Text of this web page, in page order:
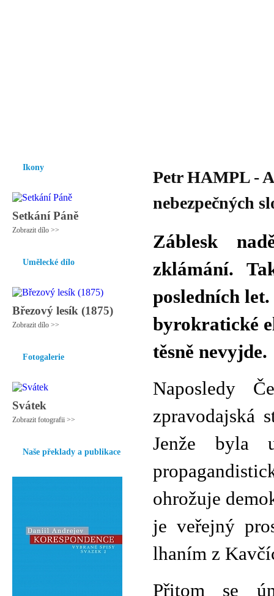
Ikony
Setkání Páně
Zobrazit dílo >>
Umělecké dílo
Březový lesík (1875)
Zobrazit dílo >>
Fotogalerie
Svátek
Zobrazit fotografii >>
Naše překlady a publikace
Petr HAMPL -
nebezpečných
Záblesk
zklámání.
posledních
byrokratické
těsně nevyjde.
Naposledy
zpravodajská
Jenže byla
ohrožuje
je veřejný
lhaním z
Přitom se